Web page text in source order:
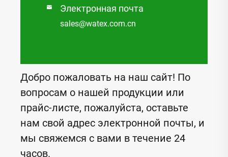
 Электронная почта
sales@watex.com.cn
Добро пожаловать на наш сайт! По
вопросам о нашей продукции или
прайс-листе, пожалуйста, оставьте
нам свой адрес электронной почты, и
мы свяжемся с вами в течение 24
часов.